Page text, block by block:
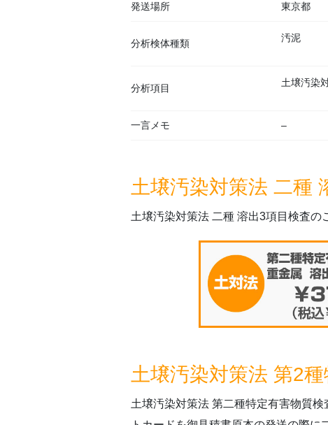
発送場所 東京都
分析検体種類 汚泥
分析項目 土壌汚染
一言メモ –
土壌汚染対策法 二種
土壌汚染対策法 二種 溶出3項目検査の
土壌汚染対策法 第2
土壌汚染対策法 第二種特定有害物質